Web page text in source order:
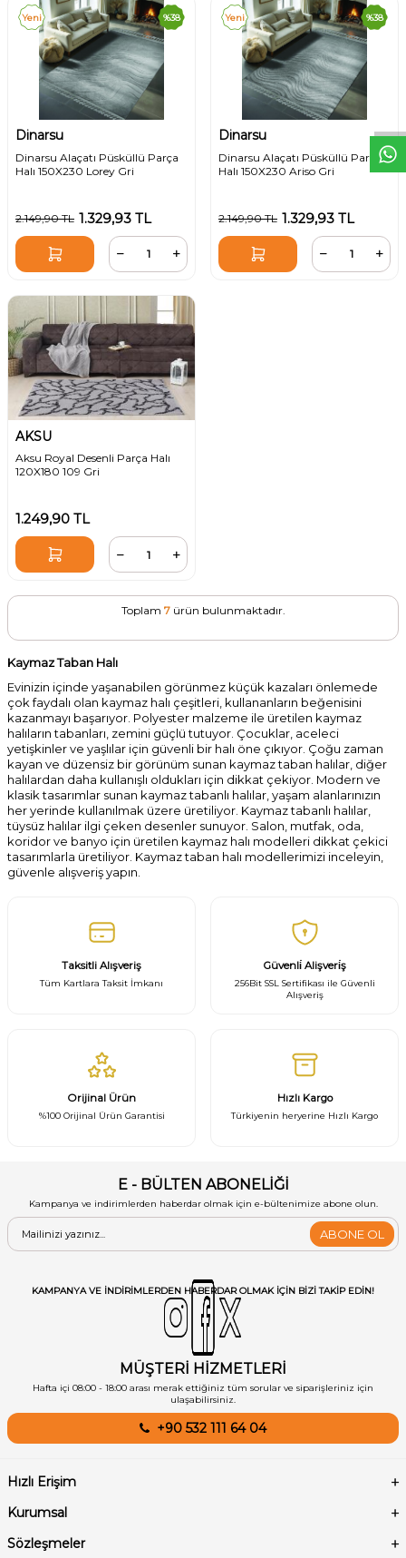
%38
Yeni
Dinarsu
Dinarsu Alaçatı Püsküllü Parça
Halı 150X230 Lorey Gri
2.149,90TL 1.329,93 TL
%38
Yeni
Dinarsu
Dinarsu Alaçatı Püsküllü Parça
Halı 150X230 Ariso Gri
2.149,90TL 1.329,93 TL
AKSU
Aksu Royal Desenli Parça Halı
120X180 109 Gri
1.249,90 TL
Toplam 7ürün bulunmaktadır.
Kaymaz Taban Halı
Evinizin içinde yaşanabilen görünmez küçük kazaları önlemede
çok faydalı olan kaymaz halı çeşitleri, kullananların beğenisini
kazanmayı başarıyor. Polyester malzeme ile üretilen kaymaz
halıların tabanları, zemini güçlütutuyor. Çocuklar, aceleci
yetişkinler ve yaşlılar için güvenli bir halı öne çıkıyor. Çoğu zaman
kayan ve düzensiz bir görünüm sunan kaymaz taban halılar, diğer
halılardan daha kullanışlı oldukları için dikkat çekiyor. Modern ve
klasiktasarımlar sunan kaymaz tabanlı halılar, yaşam alanlarınızın
her yerinde kullanılmak üzere üretiliyor. Kaymaz tabanlı halılar,
tüysüz halılar ilgi çeken desenler sunuyor. Salon, mutfak, oda,
koridor ve banyo için üretilen kaymaz halı modelleri dikkat çekici
tasarımlarla üretiliyor. Kaymaz taban halı modellerimizi inceleyin,
güvenle alışveriş yapın.
Taksitli Alışveriş
Tüm Kartlara Taksit İmkanı
Güvenli̇ Alişveri̇ş
256Bit SSL Sertifikası ile Güvenli
Alışveriş
Orijinal Ürün
%100 Orijinal Ürün Garantisi
Hızlı Kargo
Türkiyenin heryerine Hızlı Kargo
E - BÜLTEN ABONELİĞİ
Kampanya ve indirimlerden haberdar olmak için e-bültenimize abone olun.
ABONE OL
KAMPANYA VE INDIRIMLERDEN HABERDAR OLMAK IÇIN BIZI TAKIP EDIN!
MÜŞTERİ HİZMETLERİ
Hafta içi 08:00 - 18:00 arası merak ettiğiniz tüm sorular ve siparişleriniz için
ulaşabilirsiniz.
+90 532 111 64 04
Hızlı Erişim
Kurumsal
Sözleşmeler